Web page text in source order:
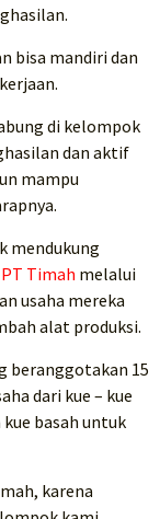
bisa mandiri dan
di kelompok
dan aktif
mampu
mendukung
PT Timah melalui
usaha mereka
alat produksi.
beranggotakan 15
dari kue – kue
basah untuk
karena